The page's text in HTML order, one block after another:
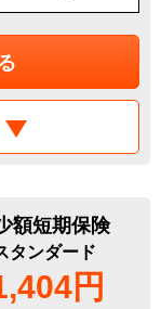
額短期保険
タンダード
円